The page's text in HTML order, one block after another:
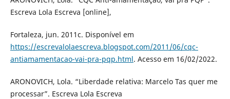
Escreva Lola Escreva [online],
Fortaleza, jun. 2011c. Disponível em
https://escrevalolaescreva.blogspot.com/2011/06/cqc-
antiamamentacao-vai-pra-pqp.html. Acesso em 16/02/2022.
ARONOVICH, Lola. “Liberdade relativa: Marcelo Tas quer me
processar”. Escreva Lola Escreva